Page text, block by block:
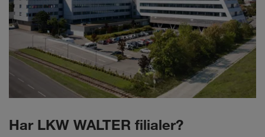
Har LKW WALTER filialer?